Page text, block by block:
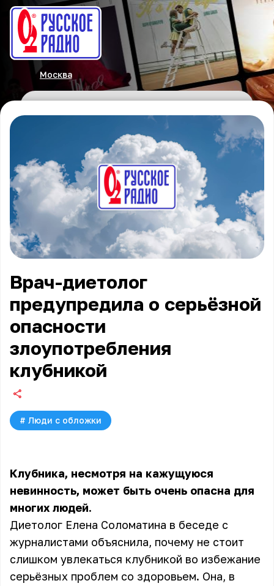
Москва
Врач-диетолог
предупредила о серьёзной
опасности
злоупотребления
клубникой
# Люди с обложки
Клубника, несмотря на кажущуюся
невинность, может быть очень опасна для
многих людей.
Диетолог Елена Соломатина в беседе с
журналистами объяснила, почему не стоит
слишком увлекаться клубникой во избежание
серьёзных проблем со здоровьем. Она, в